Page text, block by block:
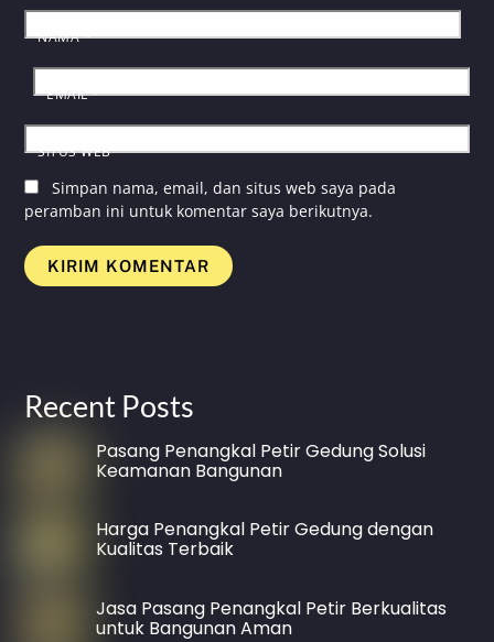
NAMA*
EMAIL*
SITUS WEB
Simpan nama, email, dan situs web saya pada
peramban ini untuk komentar saya berikutnya.
Recent Posts
Pasang Penangkal Petir Gedung Solusi
Keamanan Bangunan
Harga Penangkal Petir Gedung dengan
Kualitas Terbaik
Jasa Pasang Penangkal Petir Berkualitas
untuk Bangunan Aman